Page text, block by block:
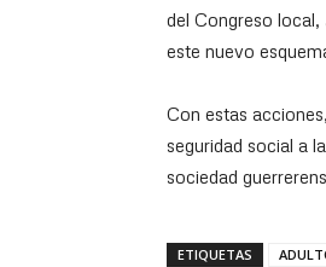
del Congreso local,
este nuevo
Con estas
seguridad social a
sociedad
ETIQUETAS